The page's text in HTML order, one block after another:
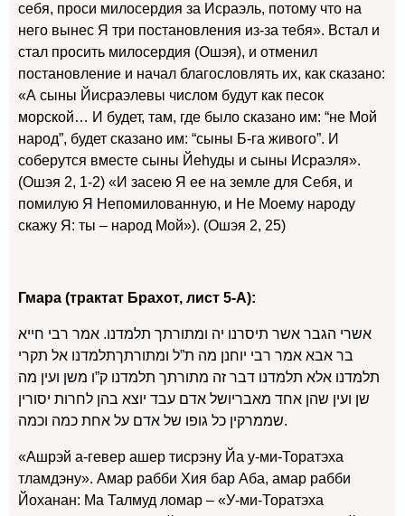
себя, проси милосердия за Исраэль, потому что на
него вынес Я три постановления из-за тебя». Встал и
стал просить милосердия (Ошэя), и отменил
постановление и начал благословлять их, как сказано:
«А сыны Йисраэлевы числом будут как песок
морской… И будет, там, где было сказано им: “не Мой
народ”, будет сказано им: “сыны Б-га живого”. И
соберутся вместе сыны Йеhуды и сыны Исраэля».
(Ошэя 2, 1-2) «И засею Я ее на земле для Себя, и
помилую Я Непомилованную, и Не Моему народу
скажу Я: ты – народ Мой»). (Ошэя 2, 25)
Гмара (трактат Брахот, лист 5-А):
אשרי הגבר אשר תיסרנו יה ומתורתך תלמדנו. אמר רבי חייא
בר אבא אמר רבי יוחנן מה ת”ל ומתורתךתלמדנו אל תקרי
תלמדנו אלא תלמדנו דבר זה מתורתך תלמדנו ק”ו משן ועין מה
שן ועין שהן אחד מאבריושל אדם עבד יוצא בהן לחרות יסורין
שממרקין כל גופו של אדם על אחת כמה וכמה.
«Ашрэй а-гевер ашер тисрэну Йа у-ми-Торатэха
тламдэну». Амар рабби Хия бар Аба, амар рабби
Йоханан: Ма Талмуд ломар – «У-ми-Торатэха